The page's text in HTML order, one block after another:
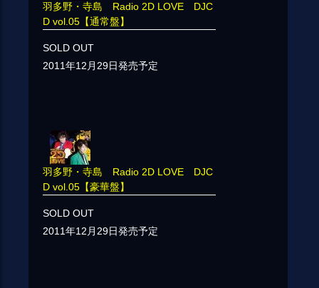
羽多野・寺島 Radio 2D LOVE DJC
D vol.05【通常盤】
SOLD OUT
2011年12月29日発売予定
羽多野・寺島 Radio 2D LOVE DJC
D vol.05【豪華盤】
SOLD OUT
2011年12月29日発売予定